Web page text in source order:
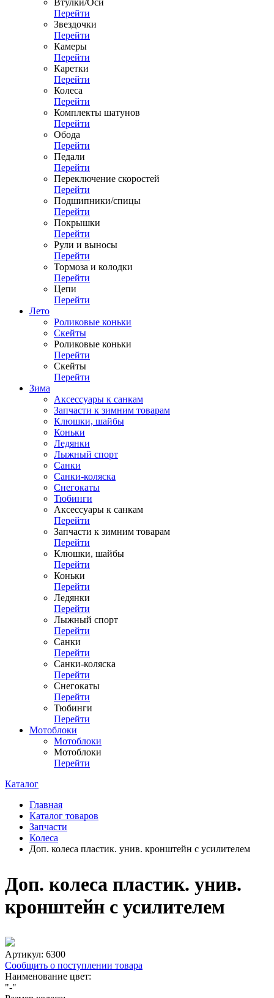
Втулки/Оси
Перейти
Звездочки
Перейти
Камеры
Перейти
Каретки
Перейти
Колеса
Перейти
Комплекты шатунов
Перейти
Обода
Перейти
Педали
Перейти
Переключение скоростей
Перейти
Подшипники/спицы
Перейти
Покрышки
Перейти
Рули и выносы
Перейти
Тормоза и колодки
Перейти
Цепи
Перейти
Лето
Роликовые коньки
Скейты
Роликовые коньки
Перейти
Скейты
Перейти
Зима
Аксессуары к санкам
Запчасти к зимним товарам
Клюшки, шайбы
Коньки
Ледянки
Лыжный спорт
Санки
Санки-коляска
Снегокаты
Тюбинги
Аксессуары к санкам
Перейти
Запчасти к зимним товарам
Перейти
Клюшки, шайбы
Перейти
Коньки
Перейти
Ледянки
Перейти
Лыжный спорт
Перейти
Санки
Перейти
Санки-коляска
Перейти
Снегокаты
Перейти
Тюбинги
Перейти
Мотоблоки
Мотоблоки
Мотоблоки
Перейти
Каталог
Главная
Каталог товаров
Запчасти
Колеса
Доп. колеса пластик. унив. кронштейн с усилителем
Доп. колеса пластик. унив.
кронштейн с усилителем
Артикул: 6300
Сообщить о поступлении товара
Наименование цвет:
"-"